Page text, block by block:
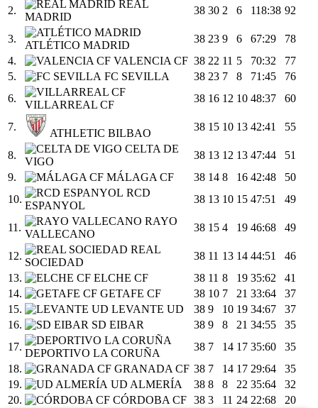
2.
REAL
MADRID
38 30 2 6 118:38 92
3.
ATLÉTICO MADRID
38 23 9 6 67:29
78
4.
VALENCIA CF 38 22 11 5 70:32
77
5.
FC SEVILLA 38 23 7 8 71:45
76
6.
VILLARREAL CF
38 16 12 10 48:37 60
7.
ATHLETIC BILBAO
38 15 10 13 42:41 55
8.
CELTA DE
VIGO
38 13 12 13 47:44
51
9.
MÁLAGA CF 38 14 8 16 42:48
50
10.
RCD
ESPANYOL
38 13 10 15 47:51 49
11.
RAYO
VALLECANO
38 15 4 19 46:68 49
12.
REAL
SOCIEDAD
38 11 13 14 44:51
46
13.
ELCHE CF 38 11 8 19 35:62
41
14.
GETAFE CF 38 10 7 21 33:64
37
15.
LEVANTE UD 38 9 10 19 34:67
37
16.
SD EIBAR 38 9 8 21 34:55
35
17.
DEPORTIVO LA CORUÑA
38 7 14 17 35:60
35
18.
GRANADA CF 38 7 14 17 29:64
35
19.
UD ALMERÍA 38 8 8 22 35:64
32
20.
CÓRDOBA CF 38 3 11 24 22:68
20